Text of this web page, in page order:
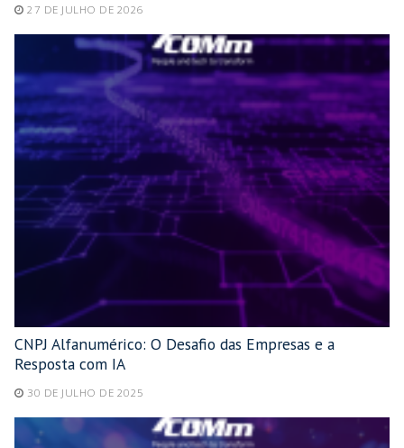
27 DE JULHO DE 2026
CNPJ Alfanumérico: O Desafio das Empresas e a
Resposta com IA
30 DE JULHO DE 2025